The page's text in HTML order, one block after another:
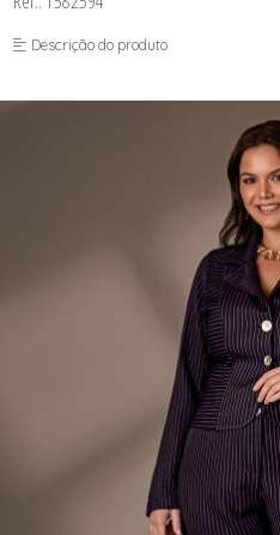
LONGO-AGOSTO I-
MACAC-AGOSTO I-
Descrição do produto